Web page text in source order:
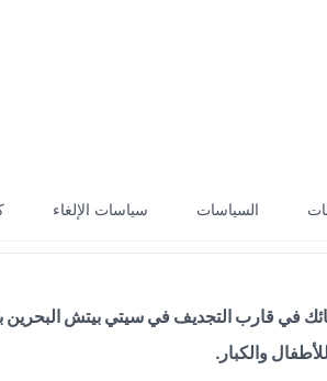
السياسات سياسات الإلغاء
في قارب التجديف في سيتي بيتش
والكبار.